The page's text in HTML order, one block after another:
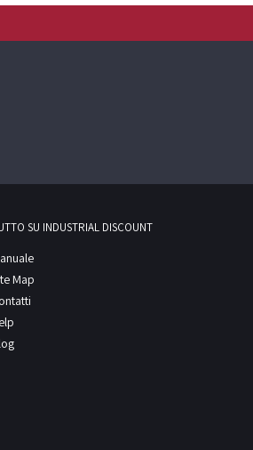
SU INDUSTRIAL DISCOUNT
Map